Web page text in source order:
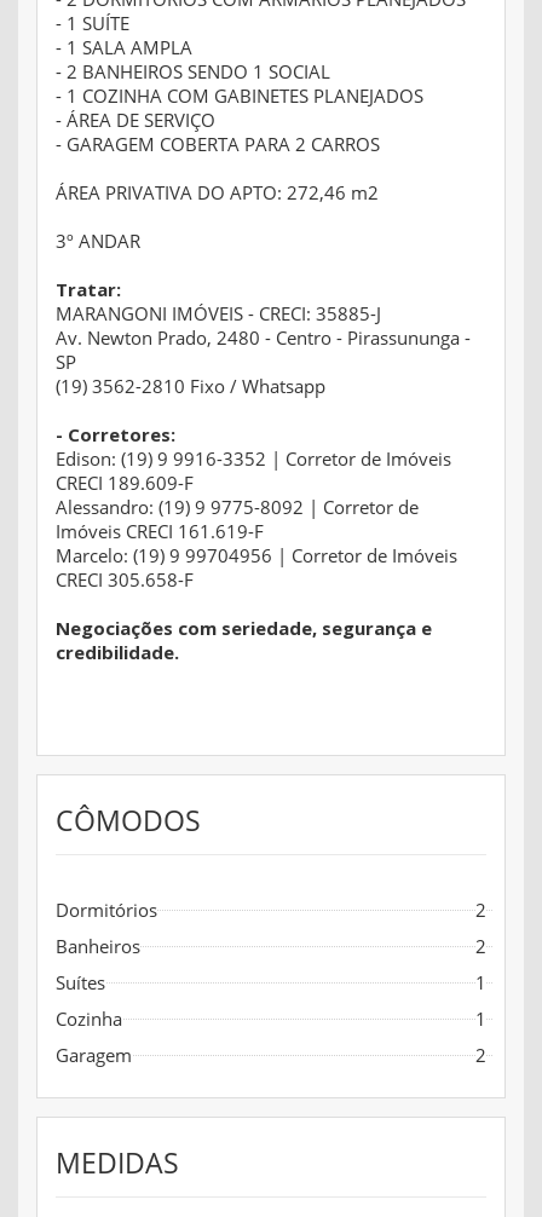
- 1 SUÍTE
- 1 SALA AMPLA
- 2 BANHEIROS SENDO 1 SOCIAL
- 1 COZINHA COM GABINETES PLANEJADOS
- ÁREA DE SERVIÇO
- GARAGEM COBERTA PARA 2 CARROS
ÁREA PRIVATIVA DO APTO: 272,46 m2
3º ANDAR
Tratar:
MARANGONI IMÓVEIS - CRECI: 35885-J
Av. Newton Prado, 2480 - Centro - Pirassununga -
SP
(19) 3562-2810 Fixo / Whatsapp
- Corretores:
Edison: (19) 9 9916-3352 | Corretor de Imóveis
CRECI 189.609-F
Alessandro: (19) 9 9775-8092 | Corretor de
Imóveis CRECI 161.619-F
Marcelo: (19) 9 99704956 | Corretor de Imóveis
CRECI 305.658-F
Negociações com seriedade, segurança e
credibilidade.
CÔMODOS
Dormitórios
2
Banheiros
2
Suítes
1
Cozinha
1
Garagem
2
MEDIDAS